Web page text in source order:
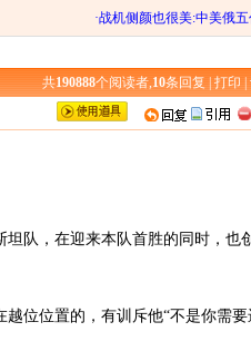
·战机侧颜也很美:中美俄
共190888个阅读者,10条回复 |打印|
队，在迎来本队首胜的同时，也
位位置的，有训斥他“不是你需要